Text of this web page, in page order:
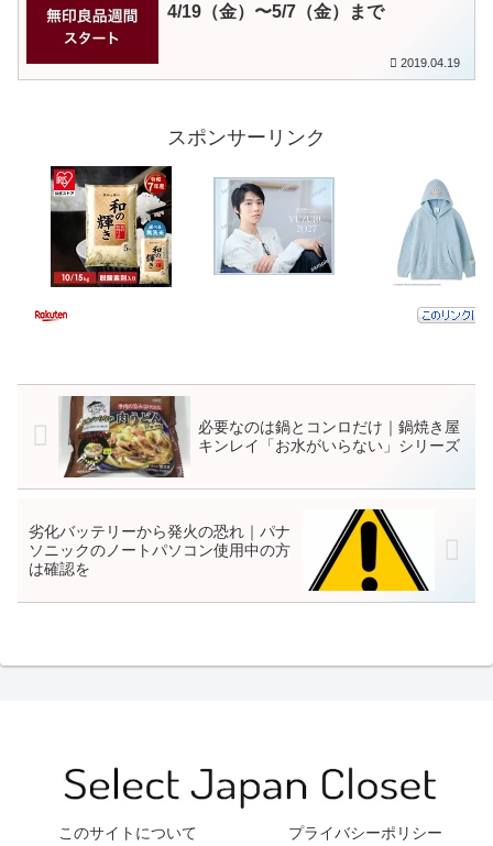
4/19（金）〜5/7（金）まで
2019.04.19
スポンサーリンク
必要なのは鍋とコンロだけ｜鍋焼き屋
キンレイ「お水がいらない」シリーズ
劣化バッテリーから発火の恐れ｜パナ
ソニックのノートパソコン使用中の方
は確認を
このサイトについて プライバシーポリシー